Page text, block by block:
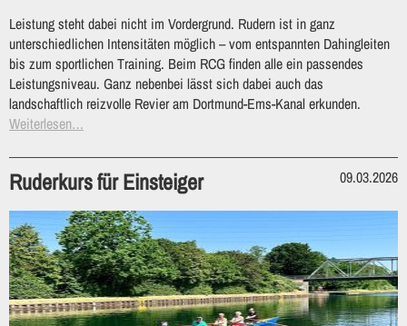
Leistung steht dabei nicht im Vordergrund. Rudern ist in ganz
unterschiedlichen Intensitäten möglich – vom entspannten Dahingleiten
bis zum sportlichen Training. Beim RCG finden alle ein passendes
Leistungsniveau. Ganz nebenbei lässt sich dabei auch das
landschaftlich reizvolle Revier am Dortmund-Ems-Kanal erkunden.
Weiterlesen…
Ruderkurs für Einsteiger 09.03.2026